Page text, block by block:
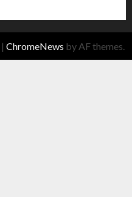
| ChromeNews by AF themes.